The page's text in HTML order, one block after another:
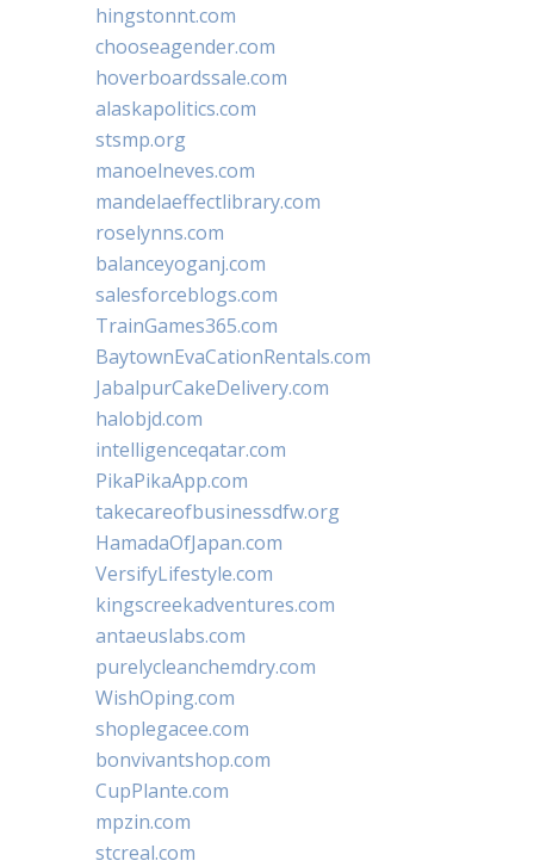
hingstonnt.com
chooseagender.com
hoverboardssale.com
alaskapolitics.com
stsmp.org
manoelneves.com
mandelaeffectlibrary.com
roselynns.com
balanceyoganj.com
salesforceblogs.com
TrainGames365.com
BaytownEvaCationRentals.com
JabalpurCakeDelivery.com
halobjd.com
intelligenceqatar.com
PikaPikaApp.com
takecareofbusinessdfw.org
HamadaOfJapan.com
VersifyLifestyle.com
kingscreekadventures.com
antaeuslabs.com
purelycleanchemdry.com
WishOping.com
shoplegacee.com
bonvivantshop.com
CupPlante.com
mpzin.com
stcreal.com